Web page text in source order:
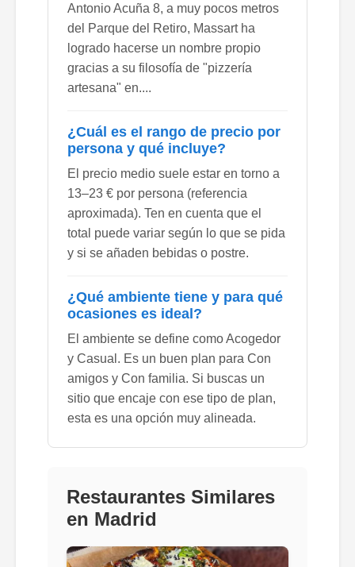
Antonio Acuña 8, a muy pocos metros
del Parque del Retiro, Massart ha
logrado hacerse un nombre propio
gracias a su filosofía de "pizzería
artesana" en....
¿Cuál es el rango de precio por
persona y qué incluye?
El precio medio suele estar en torno a
13–23 € por persona (referencia
aproximada). Ten en cuenta que el
total puede variar según lo que se pida
y si se añaden bebidas o postre.
¿Qué ambiente tiene y para qué
ocasiones es ideal?
El ambiente se define como Acogedor
y Casual. Es un buen plan para Con
amigos y Con familia. Si buscas un
sitio que encaje con ese tipo de plan,
esta es una opción muy alineada.
Restaurantes Similares
en Madrid